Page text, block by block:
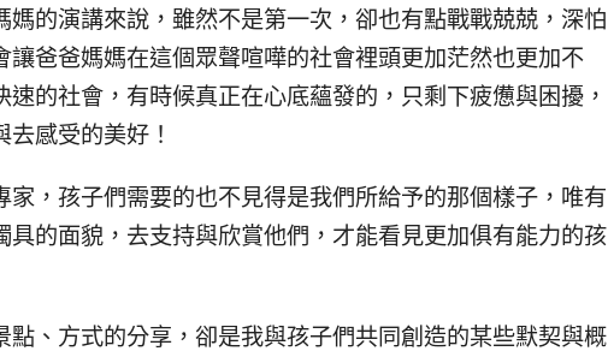
的演講來說，雖然不是第一次，卻也有點戰戰兢兢，深怕
爸爸媽媽在這個眾聲喧嘩的社會裡頭更加茫然也更加不
的社會，有時候真正在心底蘊發的，只剩下疲憊與困擾，
感受的美好！
，孩子們需要的也不見得是我們所給予的那個樣子，唯有
的面貌，去支持與欣賞他們，才能看見更加俱有能力的孩
、方式的分享，卻是我與孩子們共同創造的某些默契與概